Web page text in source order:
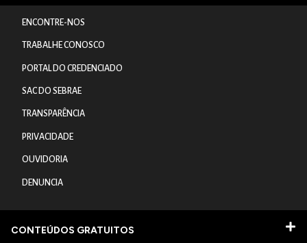
ENCONTRE-NOS
TRABALHE CONOSCO
PORTAL DO CREDENCIADO
SAC DO SEBRAE
TRANSPARÊNCIA
PRIVACIDADE
OUVIDORIA
DENUNCIA
CONTEÚDOS GRATUITOS